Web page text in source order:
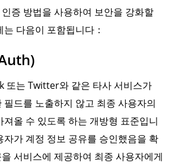
증 방법을 사용하여 보안을 강화할
다음이 포함됩니다：
또는 Twitter와 같은 타사 서비스가
필드를 노출하지 않고 최종 사용자의
올 수 있도록 하는 개방형 표준입니
자가 계정 정보 공유를 승인했음을 확
서비스에 제공하여 최종 사용자에게